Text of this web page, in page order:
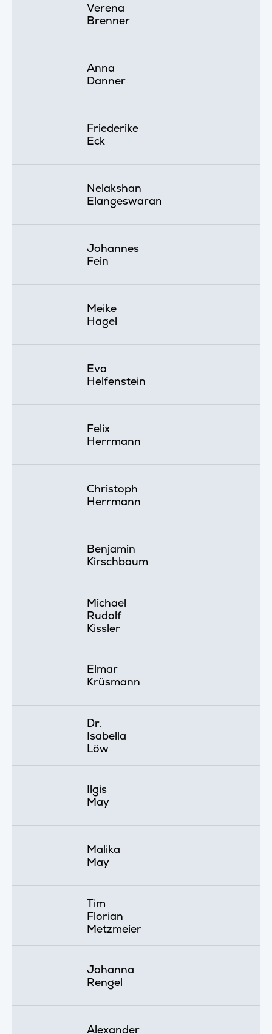
Verena
Brenner
Anna
Danner
Friederike
Eck
Nelakshan
Elangeswaran
Johannes
Fein
Meike
Hagel
Eva
Helfenstein
Felix
Herrmann
Christoph
Herrmann
Benjamin
Kirschbaum
Michael
Rudolf
Kissler
Elmar
Krüsmann
Dr.
Isabella
Löw
Ilgis
May
Malika
May
Tim
Florian
Metzmeier
Johanna
Rengel
Alexander